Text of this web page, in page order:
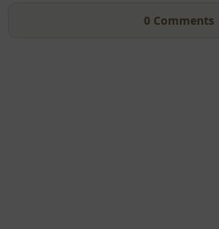
0 Comments